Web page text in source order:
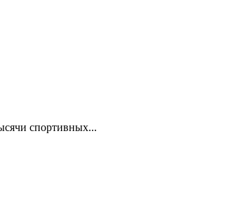
спортивных...